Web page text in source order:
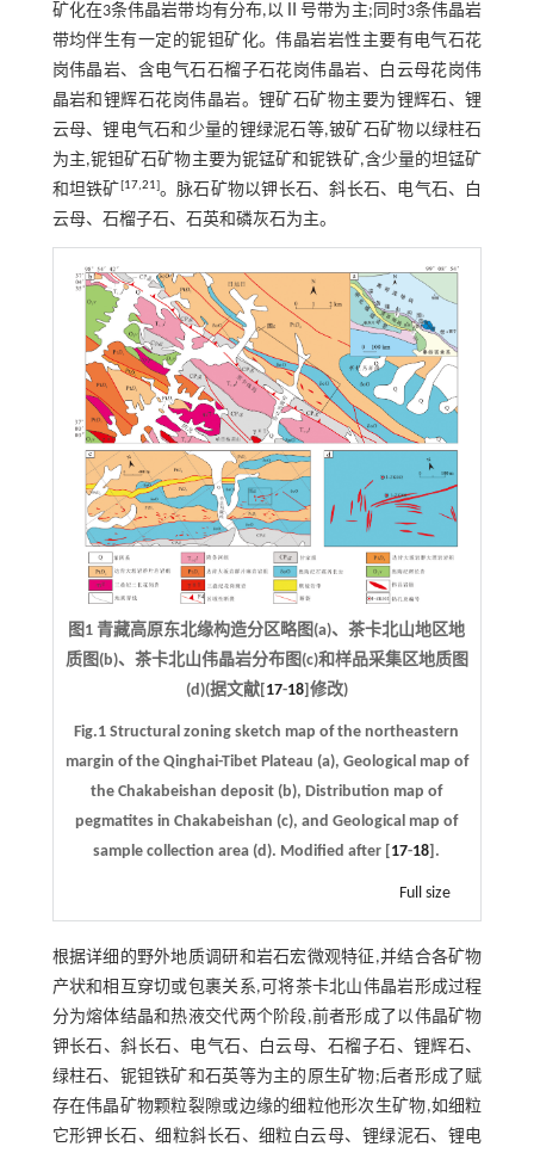
矿化在3条伟晶岩带均有分布,以Ⅱ号带为主;同时3条伟晶岩
带均伴生有一定的铌钽矿化。伟晶岩岩性主要有电气石花
岗伟晶岩、含电气石石榴子石花岗伟晶岩、白云母花岗伟
晶岩和锂辉石花岗伟晶岩。锂矿石矿物主要为锂辉石、锂
云母、锂电气石和少量的锂绿泥石等,铍矿石矿物以绿柱石
为主,铌钽矿石矿物主要为铌锰矿和铌铁矿,含少量的坦锰矿
和坦铁矿
[17,21]。脉石矿物以钾长石、斜长石、电气石、白
云母、石榴子石、石英和磷灰石为主。
图1 青藏高原东北缘构造分区略图(a)、茶卡北山地区地
质图(b)、茶卡北山伟晶岩分布图(c)和样品采集区地质图
(d)(据文献[ 17-18]修改)
Fig.1 Structural zoning sketch map of the northeastern
margin of the Qinghai-Tibet Plateau (a), Geological map of
the Chakabeishan deposit (b), Distribution map of
pegmatites in Chakabeishan (c), and Geological map of
sample collection area (d). Modified after [ 17-18].
Full size
根据详细的野外地质调研和岩石宏微观特征,并结合各矿物
产状和相互穿切或包裹关系,可将茶卡北山伟晶岩形成过程
分为熔体结晶和热液交代两个阶段,前者形成了以伟晶矿物
钾长石、斜长石、电气石、白云母、石榴子石、锂辉石、
绿柱石、铌钽铁矿和石英等为主的原生矿物;后者形成了赋
存在伟晶矿物颗粒裂隙或边缘的细粒他形次生矿物,如细粒
它形钾长石、细粒斜长石、细粒白云母、锂绿泥石、锂电